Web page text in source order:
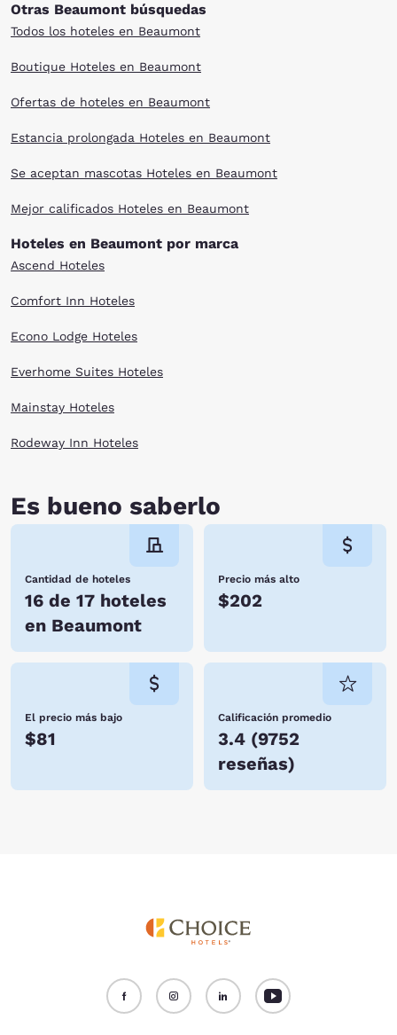
Otras Beaumont búsquedas
Todos los hoteles en Beaumont
Boutique Hoteles en Beaumont
Ofertas de hoteles en Beaumont
Estancia prolongada Hoteles en Beaumont
Se aceptan mascotas Hoteles en Beaumont
Mejor calificados Hoteles en Beaumont
Hoteles en Beaumont por marca
Ascend Hoteles
Comfort Inn Hoteles
Econo Lodge Hoteles
Everhome Suites Hoteles
Mainstay Hoteles
Rodeway Inn Hoteles
Es bueno saberlo
Cantidad de hoteles
16 de 17 hoteles
en Beaumont
Precio más alto
$202
El precio más bajo
$81
Calificación promedio
3.4 (9752
reseñas)